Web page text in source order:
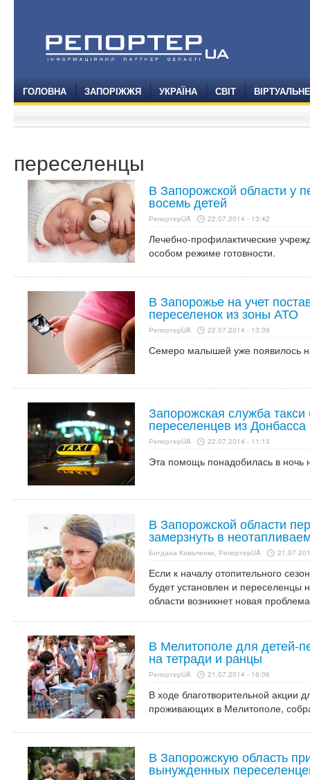
ГОЛОВНА ЗАПОРІЖЖЯ УКРАЇНА СВІТ
переселенцы
В Запорожской области у
восемь детей
РепортерUA 22.07.2014 - 13:42
Лечебно-профилактические
особом режиме готовности.
В Запорожье на учет
переселенок из зоны АТО
РепортерUA 22.07.2014 - 13:39
Семеро малышей уже появилось
Запорожская служба
переселенцев из Донбасса
РепортерUA 22.07.2014 - 11:13
Эта помощь понадобилась в ночь
В Запорожской области
замерзнуть в
Богдана Коваленко, РепортерUA
Если к началу отопительного
будет установлен и переселенцы
области возникнет новая
В Мелитополе для детей-
на тетради и ранцы
РепортерUA 21.07.2014 - 16:06
В ходе благотворительной акции
проживающих в Мелитополе,
В Запорожскую область
вынужденных